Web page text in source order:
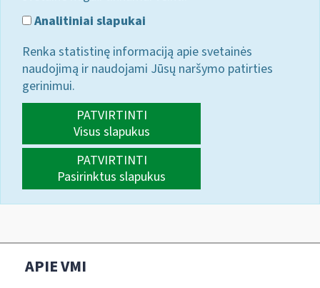
Analitiniai slapukai
Renka statistinę informaciją apie svetainės
naudojimą ir naudojami Jūsų naršymo patirties
gerinimui.
PATVIRTINTI
Visus slapukus
PATVIRTINTI
Pasirinktus slapukus
APIE VMI